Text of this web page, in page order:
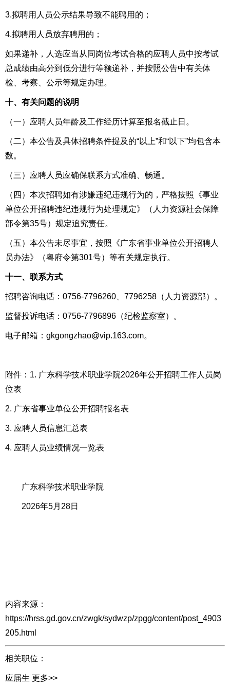
3.拟聘用人员公示结果导致不能聘用的；
4.拟聘用人员放弃聘用的；
如果递补，人选应当从同岗位考试合格的应聘人员中按考试
总成绩由高分到低分进行等额递补，并按照公告中有关体
检、考察、公示等规定办理。
十、有关问题的说明
（一）应聘人员年龄及工作经历计算至报名截止日。
（二）本公告及具体招聘条件提及的“以上”和“以下”均包含本
数。
（三）应聘人员应确保联系方式准确、畅通。
（四）本次招聘如有涉嫌违纪违规行为的，严格按照《事业
单位公开招聘违纪违规行为处理规定》（人力资源社会保障
部令第35号）规定追究责任。
（五）本公告未尽事宜，按照《广东省事业单位公开招聘人
员办法》（粤府令第301号）等有关规定执行。
十一、联系方式
招聘咨询电话：0756-7796260、7796258（人力资源部）。
监督投诉电话：0756-7796896（纪检监察室）。
电子邮箱：gkgongzhao@vip.163.com。
附件： 1. 广东科学技术职业学院2026年公开招聘工作人员岗
位表
2. 广东省事业单位公开招聘报名表
3. 应聘人员信息汇总表
4. 应聘人员业绩情况一览表
广东科学技术职业学院
2026年5月28日
内容来源：
https://hrss.gd.gov.cn/zwgk/sydwzp/zpgg/content/post_4903
205.html
相关职位：
应届生 更多>>